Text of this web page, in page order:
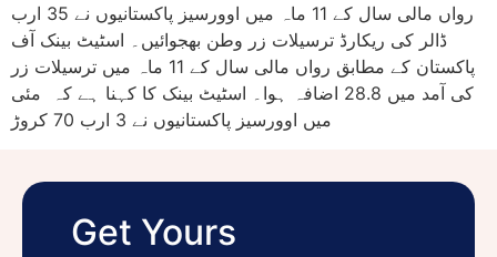
رواں مالی سال کے 11 ماہ میں اوورسیز پاکستانیوں نے 35 ارب
ڈالر کی ریکارڈ ترسیلات زر وطن بھجوائیں۔ اسٹیٹ بینک آف
پاکستان کے مطابق رواں مالی سال کے 11 ماہ میں ترسیلات زر
کی آمد میں 28.8 اضافہ ہوا۔ اسٹیٹ بینک کا کہنا ہے کہ مئی
میں اوورسیز پاکستانیوں نے 3 ارب 70 کروڑ
Get Yours